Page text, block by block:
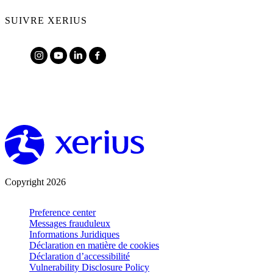
SUIVRE XERIUS
Copyright 2026
Preference center
Messages frauduleux
Informations Juridiques
Déclaration en matière de cookies
Déclaration d’accessibilité
Vulnerability Disclosure Policy